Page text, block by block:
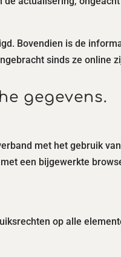
Bovendien is de
sinds ze online
gegevens.
met het gebruik
een bijgewerkte
op alle